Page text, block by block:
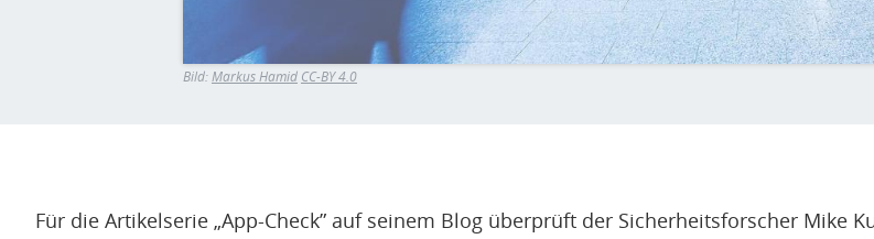
Bild:Markus Hamid CC-BY 4.0
Für die Artikelserie „App-Check” auf seinem Blog überprüft der Sicherheitsforscher Mike